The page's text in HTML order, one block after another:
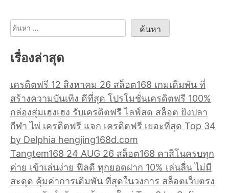
ค้นหา
เรื่องล่าสุด
เครดิตฟรี 12 สิงหาคม 26 สล็อต168 เกมเดิมพัน ที่
สร้างความบันเทิง ดีที่สุด โปรโมชั่นเครดิตฟรี 100%
กล่องสุ่มเฮงเฮง รับเครดิตฟรี ไลฟ์สด สล็อต ยิงปลา
กีฬา ไพ่ เครดิตฟรี แจก เครดิตฟรี เยอะที่สุด Top 34
by Delphia hengjing168d.com
Tangtem168 24 AUG 26 สล็อต168 คาสิโนครบทุก
ค่าย เข้าเล่นง่าย ฟีลดี ทุกยอดฝาก 10% เล่นลื่น ไม่มี
สะดุด คุ้มค่าการเดิมพัน ที่สุดในวงการ สล็อตเว็บตรง